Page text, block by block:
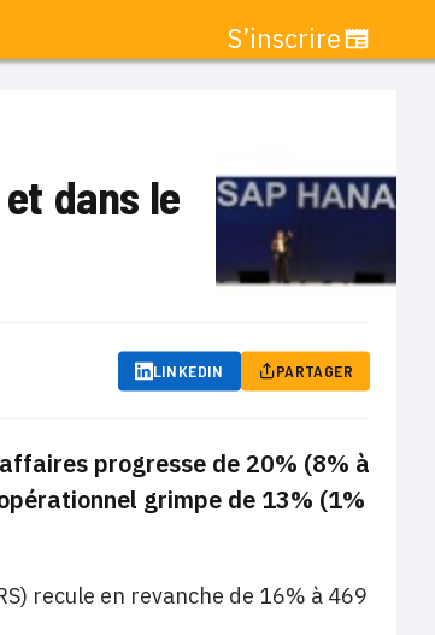
S’inscrire
dans le
LINKEDIN PARTAGER
progresse de 20% (8% à
grimpe de 13% (1%
recule en revanche de 16% à 469